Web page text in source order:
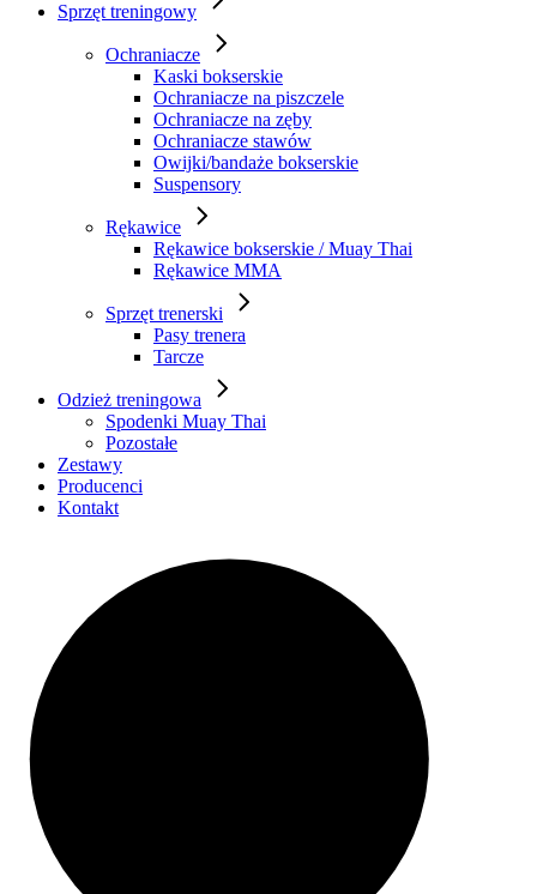
Sprzęt treningowy
Ochraniacze
Kaski bokserskie
Ochraniacze na piszczele
Ochraniacze na zęby
Ochraniacze stawów
Owijki/bandaże bokserskie
Suspensory
Rękawice
Rękawice bokserskie / Muay Thai
Rękawice MMA
Sprzęt trenerski
Pasy trenera
Tarcze
Odzież treningowa
Spodenki Muay Thai
Pozostałe
Zestawy
Producenci
Kontakt